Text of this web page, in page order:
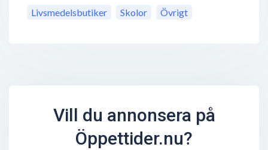
Livsmedelsbutiker Skolor Övrigt
Vill du annonsera på
Öppettider.nu?